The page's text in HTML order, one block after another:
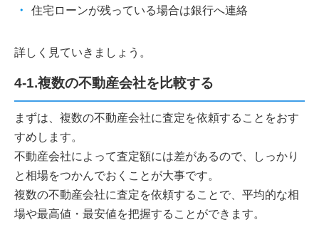
住宅ローンが残っている場合は銀行へ連絡
詳しく見ていきましょう。
4-1.複数の不動産会社を比較する
まずは、複数の不動産会社に査定を依頼することをおす
すめします。
不動産会社によって査定額には差があるので、しっかり
と相場をつかんでおくことが大事です。
複数の不動産会社に査定を依頼することで、平均的な相
場や最高値・最安値を把握することができます。